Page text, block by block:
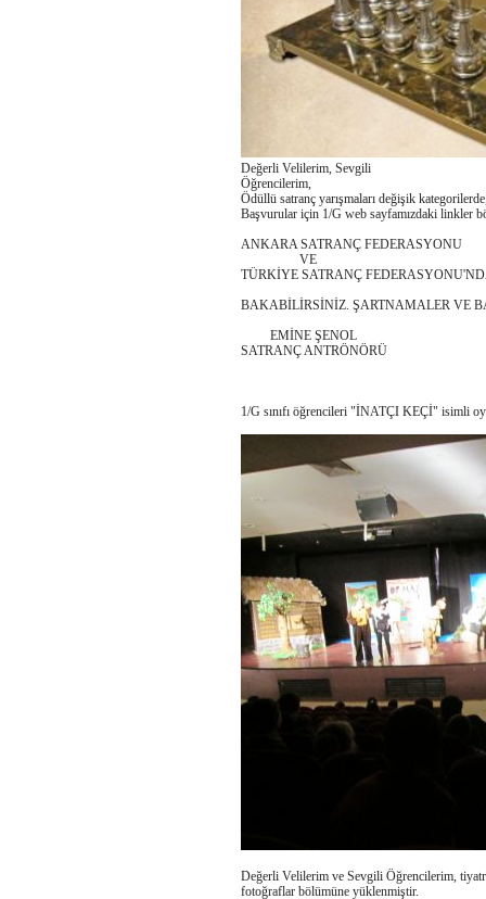
Değerli Velilerim, Sevgili
Öğrencilerim,
Ödüllü satranç yarışmaları değişik
Başvurular için 1/G web sayfamızdaki linkler
ANKARA SATRANÇ FEDERASYONU
VE
TÜRKİYE SATRANÇ
BAKABİLİRSİNİZ. ŞARTNAMALER VE
EMİNE ŞENOL
SATRANÇ ANTRÖNÖRÜ
1/G sınıfı öğrencileri "İNATÇI KEÇİ" isimli
Değerli Velilerim ve Sevgili Öğrencilerim,
fotoğraflar bölümüne yüklenmiştir.